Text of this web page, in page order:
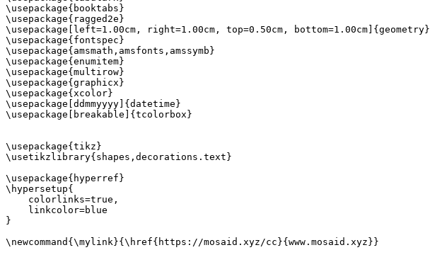
\usepackage{booktabs}
\usepackage{ragged2e}
\usepackage[left=1.00cm, right=1.00cm, top=0.50cm, bottom=1.00cm]{geometry}
\usepackage{fontspec}
\usepackage{amsmath,amsfonts,amssymb}
\usepackage{enumitem}
\usepackage{multirow}
\usepackage{graphicx}
\usepackage{xcolor}
\usepackage[ddmmyyyy]{datetime}
\usepackage[breakable]{tcolorbox}
\usepackage{tikz}
\usetikzlibrary{shapes,decorations.text}
\usepackage{hyperref}
\hypersetup{
    colorlinks=true,
    linkcolor=blue
}
\newcommand{\mylink}{\href{https://mosaid.xyz/cc}{www.mosaid.xyz}}